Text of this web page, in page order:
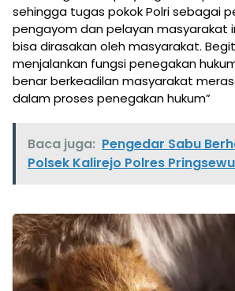
sehingga tugas pokok Polri sebagai
pengayom dan pelayan masyarakat
bisa dirasakan oleh masyarakat.
menjalankan fungsi penegakan
benar berkeadilan masyarakat
dalam proses penegakan hukum”
Baca juga: Pengedar Sabu
Polsek Kalirejo Polres Pringsewu